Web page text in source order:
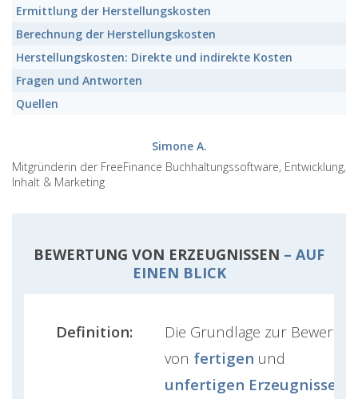
Ermittlung der Herstellungskosten
Berechnung der Herstellungskosten
Herstellungskosten: Direkte und indirekte Kosten
Fragen und Antworten
Quellen
Simone A.
Mitgründerin der FreeFinance Buchhaltungssoftware, Entwicklung,
Inhalt & Marketing
BEWERTUNG VON ERZEUGNISSEN – AUF
EINEN BLICK
Definition:
Die Grundlage zur
von fertigen und
unfertigen Erzeugnissen